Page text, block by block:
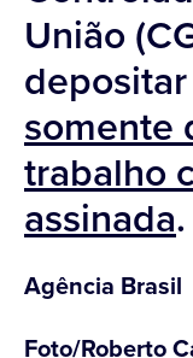
União
somente
trabalho
assinada.
Agência Brasil
Foto/Roberto